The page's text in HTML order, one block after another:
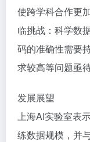
使跨学科合作更
临挑战：科学数
码的准确性需要
求较高等问题亟待
发展展望
上海AI实验室表
练数据规模，并